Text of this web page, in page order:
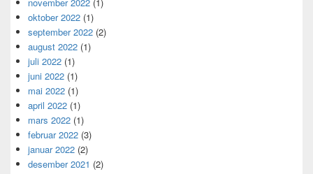
november 2022 (1)
oktober 2022 (1)
september 2022 (2)
august 2022 (1)
juli 2022 (1)
juni 2022 (1)
mai 2022 (1)
april 2022 (1)
mars 2022 (1)
februar 2022 (3)
januar 2022 (2)
desember 2021 (2)